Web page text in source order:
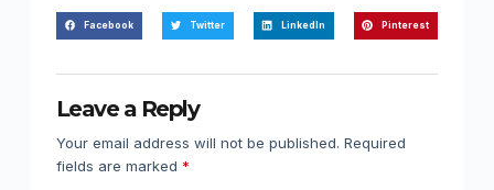
Facebook Twitter LinkedIn Pinterest
Leave a Reply
Your email address will not be published. Required
fields are marked *